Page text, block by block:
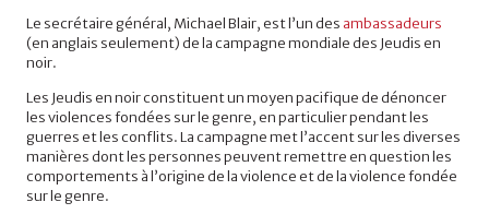
Le secrétaire général, Michael Blair, est l’un des ambassadeurs
(en anglais seulement) de la campagne mondiale des Jeudis en
noir.
Les Jeudis en noir constituent un moyen pacifique de dénoncer
les violences fondées sur le genre, en particulier pendant les
guerres et les conflits. La campagne met l’accent sur les diverses
manières dont les personnes peuvent remettre en question les
comportements à l’origine de la violence et de la violence fondée
sur le genre.